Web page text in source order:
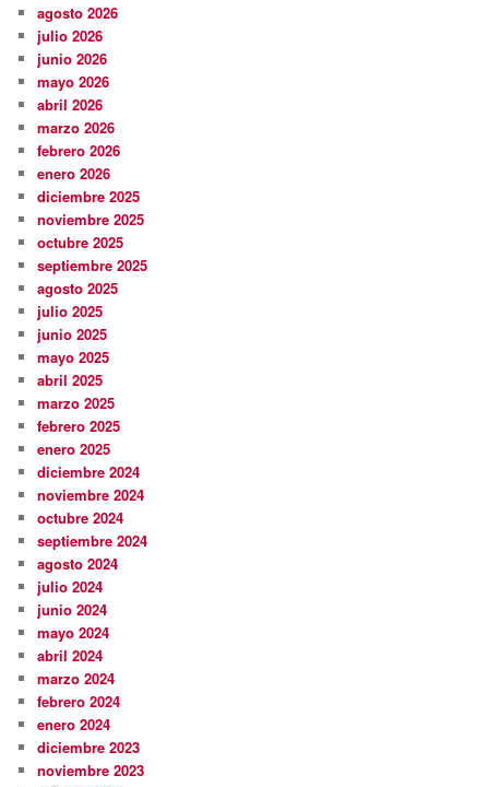
agosto 2026
julio 2026
junio 2026
mayo 2026
abril 2026
marzo 2026
febrero 2026
enero 2026
diciembre 2025
noviembre 2025
octubre 2025
septiembre 2025
agosto 2025
julio 2025
junio 2025
mayo 2025
abril 2025
marzo 2025
febrero 2025
enero 2025
diciembre 2024
noviembre 2024
octubre 2024
septiembre 2024
agosto 2024
julio 2024
junio 2024
mayo 2024
abril 2024
marzo 2024
febrero 2024
enero 2024
diciembre 2023
noviembre 2023